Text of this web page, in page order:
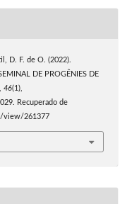
D. F. de O. (2022).
DE PROGÊNIES DE
46(1),
Recuperado de
view/261377